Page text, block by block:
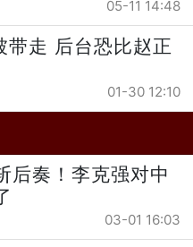
05-11 14:48
带走 后台恐比赵正
01-30 12:10
后奏！李克强对中
03-01 16:03